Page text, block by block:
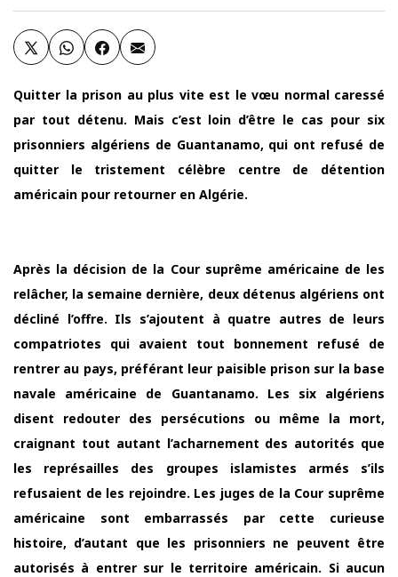
Quitter la prison au plus vite est le vœu normal caressé
par tout détenu. Mais c’est loin d’être le cas pour six
prisonniers algériens de Guantanamo, qui ont refusé de
quitter le tristement célèbre centre de détention
américain pour retourner en Algérie.
Après la décision de la Cour suprême américaine de les
relâcher, la semaine dernière, deux détenus algériens ont
décliné l’offre. Ils s’ajoutent à quatre autres de leurs
compatriotes qui avaient tout bonnement refusé de
rentrer au pays, préférant leur paisible prison sur la base
navale américaine de Guantanamo. Les six algériens
disent redouter des persécutions ou même la mort,
craignant tout autant l’acharnement des autorités que
les représailles des groupes islamistes armés s’ils
refusaient de les rejoindre. Les juges de la Cour suprême
américaine sont embarrassés par cette curieuse
histoire, d’autant que les prisonniers ne peuvent être
autorisés à entrer sur le territoire américain. Si aucun